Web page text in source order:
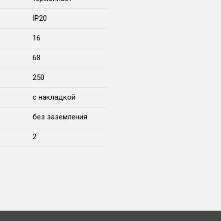
IP20
16
68
250
с накладкой
без заземления
2